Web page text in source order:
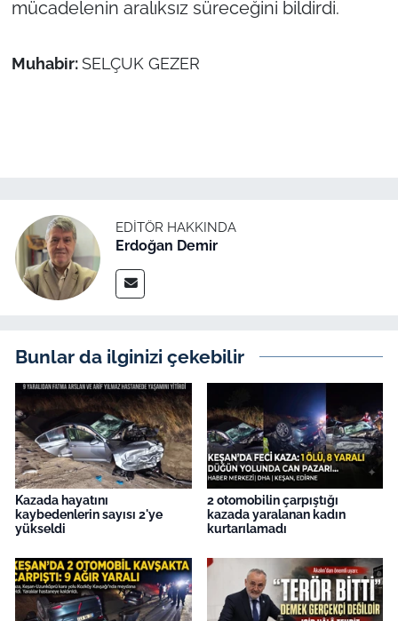
mücadelenin aralıksız süreceğini bildirdi.
Muhabir: SELÇUK GEZER
EDITÖR HAKKINDA
Erdoğan Demir
Bunlar da ilginizi çekebilir
Kazada hayatını
kaybedenlerin sayısı 2'ye
yükseldi
2 otomobilin çarpıştığı
kazada yaralanan kadın
kurtarılamadı